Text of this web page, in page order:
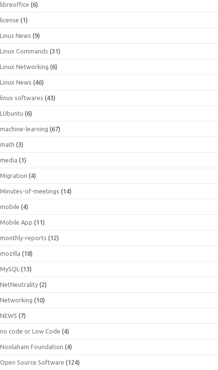
libreoffice (6)
license (1)
Linus News (9)
Linux Commands (31)
Linux Networking (6)
Linux News (46)
linux softwares (43)
LUbuntu (6)
machine-learning (67)
math (3)
media (1)
Migration (4)
Minutes-of-meetings (14)
mobile (4)
Mobile App (11)
monthly-reports (12)
mozilla (18)
MySQL (13)
NetNeutrality (2)
Networking (10)
NEWS (7)
no code or Low Code (4)
Noolaham Foundation (4)
Open Source Software (124)